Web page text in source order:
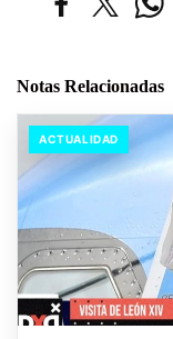
Notas Relacionadas
ACTUALIDAD